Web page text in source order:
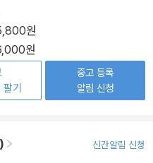
원
원
기
중고 등록
알림 신청
신간알림 신청